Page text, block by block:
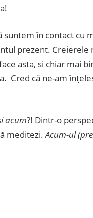
suntem în contact cu
prezent. Creierele
asta, si chiar mai
Cred că ne-am
acum?! Dintr-o
meditezi.Acum-ul